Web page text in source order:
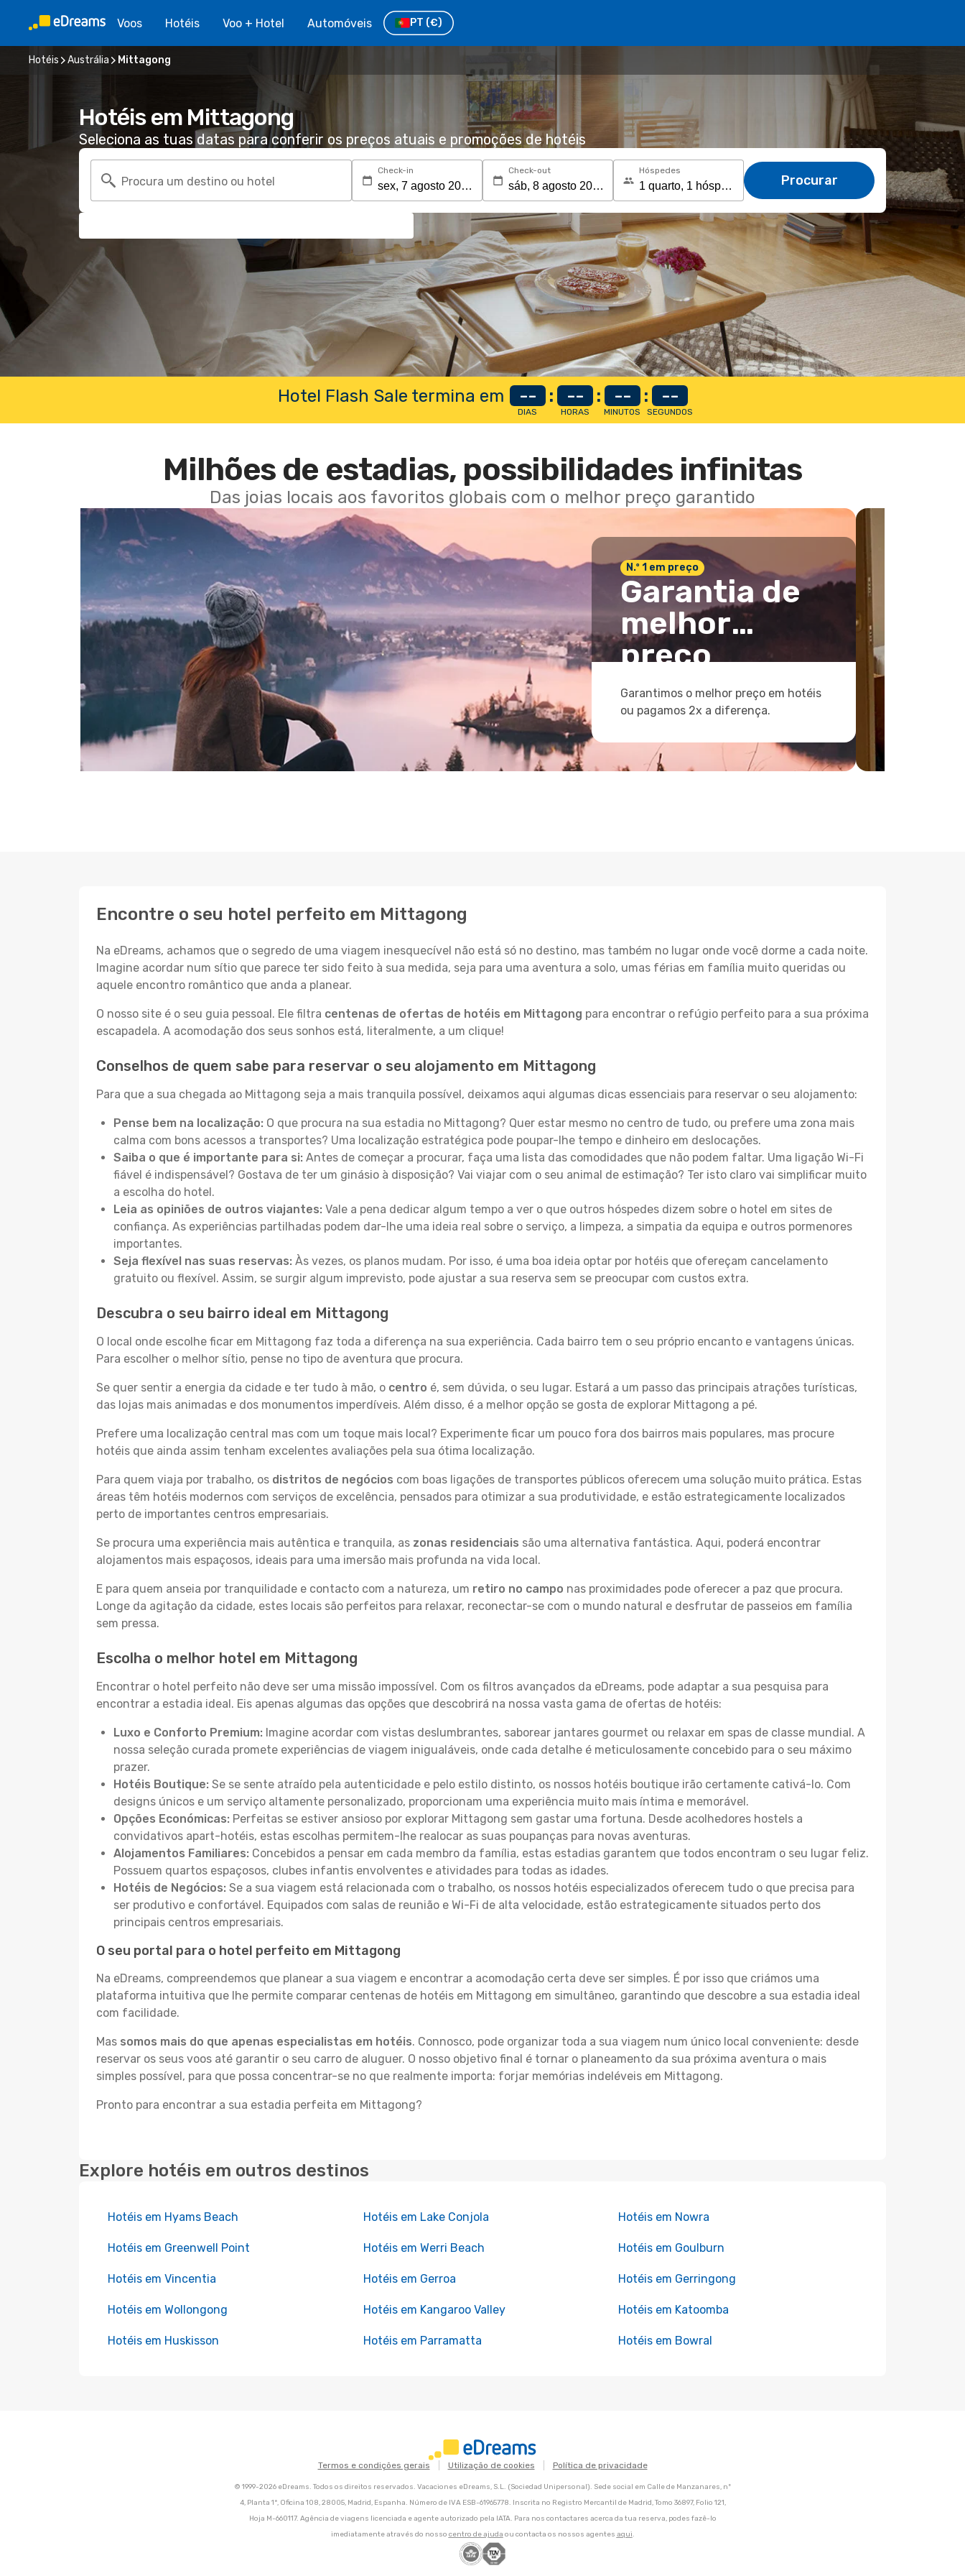
Voos Hotéis Voo + Hotel Automóveis PT (€)
Hotéis Austrália Mittagong
Hotéis em Mittagong
Seleciona as tuas datas para conferir os preços atuais e promoções de hotéis
Procura um destino ou hotel
Check-in Check-out Hóspedes
Procurar
Hotel Flash Sale termina em --
DIAS
: --
HORAS
: --
MINUTOS
: --
SEGUNDOS
Milhões de estadias, possibilidades infinitas
Das joias locais aos favoritos globais com o melhor preço garantido
N.º 1 em preço
Garantia de
melhor
preço
Garantimos o melhor preço em hotéis
ou pagamos 2x a diferença.
Encontre o seu hotel perfeito em Mittagong
Na eDreams, achamos que o segredo de uma viagem inesquecível não está só no destino, mas também no lugar onde você dorme a cada noite.
Imagine acordar num sítio que parece ter sido feito à sua medida, seja para uma aventura a solo, umas férias em família muito queridas ou
aquele encontro romântico que anda a planear.
O nosso site é o seu guia pessoal. Ele filtra centenas de ofertas de hotéis em Mittagong para encontrar o refúgio perfeito para a sua próxima
escapadela. A acomodação dos seus sonhos está, literalmente, a um clique!
Conselhos de quem sabe para reservar o seu alojamento em Mittagong
Para que a sua chegada ao Mittagong seja a mais tranquila possível, deixamos aqui algumas dicas essenciais para reservar o seu alojamento:
Pense bem na localização: O que procura na sua estadia no Mittagong? Quer estar mesmo no centro de tudo, ou prefere uma zona mais
calma com bons acessos a transportes? Uma localização estratégica pode poupar-lhe tempo e dinheiro em deslocações.
Saiba o que é importante para si: Antes de começar a procurar, faça uma lista das comodidades que não podem faltar. Uma ligação Wi-Fi
fiável é indispensável? Gostava de ter um ginásio à disposição? Vai viajar com o seu animal de estimação? Ter isto claro vai simplificar muito
a escolha do hotel.
Leia as opiniões de outros viajantes: Vale a pena dedicar algum tempo a ver o que outros hóspedes dizem sobre o hotel em sites de
confiança. As experiências partilhadas podem dar-lhe uma ideia real sobre o serviço, a limpeza, a simpatia da equipa e outros pormenores
importantes.
Seja flexível nas suas reservas: Às vezes, os planos mudam. Por isso, é uma boa ideia optar por hotéis que ofereçam cancelamento
gratuito ou flexível. Assim, se surgir algum imprevisto, pode ajustar a sua reserva sem se preocupar com custos extra.
Descubra o seu bairro ideal em Mittagong
O local onde escolhe ficar em Mittagong faz toda a diferença na sua experiência. Cada bairro tem o seu próprio encanto e vantagens únicas.
Para escolher o melhor sítio, pense no tipo de aventura que procura.
Se quer sentir a energia da cidade e ter tudo à mão, o centro é, sem dúvida, o seu lugar. Estará a um passo das principais atrações turísticas,
das lojas mais animadas e dos monumentos imperdíveis. Além disso, é a melhor opção se gosta de explorar Mittagong a pé.
Prefere uma localização central mas com um toque mais local? Experimente ficar um pouco fora dos bairros mais populares, mas procure
hotéis que ainda assim tenham excelentes avaliações pela sua ótima localização.
Para quem viaja por trabalho, os distritos de negócios com boas ligações de transportes públicos oferecem uma solução muito prática. Estas
áreas têm hotéis modernos com serviços de excelência, pensados para otimizar a sua produtividade, e estão estrategicamente localizados
perto de importantes centros empresariais.
Se procura uma experiência mais autêntica e tranquila, as zonas residenciais são uma alternativa fantástica. Aqui, poderá encontrar
alojamentos mais espaçosos, ideais para uma imersão mais profunda na vida local.
E para quem anseia por tranquilidade e contacto com a natureza, um retiro no campo nas proximidades pode oferecer a paz que procura.
Longe da agitação da cidade, estes locais são perfeitos para relaxar, reconectar-se com o mundo natural e desfrutar de passeios em família
sem pressa.
Escolha o melhor hotel em Mittagong
Encontrar o hotel perfeito não deve ser uma missão impossível. Com os filtros avançados da eDreams, pode adaptar a sua pesquisa para
encontrar a estadia ideal. Eis apenas algumas das opções que descobrirá na nossa vasta gama de ofertas de hotéis:
Luxo e Conforto Premium: Imagine acordar com vistas deslumbrantes, saborear jantares gourmet ou relaxar em spas de classe mundial. A
nossa seleção curada promete experiências de viagem inigualáveis, onde cada detalhe é meticulosamente concebido para o seu máximo
prazer.
Hotéis Boutique: Se se sente atraído pela autenticidade e pelo estilo distinto, os nossos hotéis boutique irão certamente cativá-lo. Com
designs únicos e um serviço altamente personalizado, proporcionam uma experiência muito mais íntima e memorável.
Opções Económicas: Perfeitas se estiver ansioso por explorar Mittagong sem gastar uma fortuna. Desde acolhedores hostels a
convidativos apart-hotéis, estas escolhas permitem-lhe realocar as suas poupanças para novas aventuras.
Alojamentos Familiares: Concebidos a pensar em cada membro da família, estas estadias garantem que todos encontram o seu lugar feliz.
Possuem quartos espaçosos, clubes infantis envolventes e atividades para todas as idades.
Hotéis de Negócios: Se a sua viagem está relacionada com o trabalho, os nossos hotéis especializados oferecem tudo o que precisa para
ser produtivo e confortável. Equipados com salas de reunião e Wi-Fi de alta velocidade, estão estrategicamente situados perto dos
principais centros empresariais.
O seu portal para o hotel perfeito em Mittagong
Na eDreams, compreendemos que planear a sua viagem e encontrar a acomodação certa deve ser simples. É por isso que criámos uma
plataforma intuitiva que lhe permite comparar centenas de hotéis em Mittagong em simultâneo, garantindo que descobre a sua estadia ideal
com facilidade.
Mas somos mais do que apenas especialistas em hotéis. Connosco, pode organizar toda a sua viagem num único local conveniente: desde
reservar os seus voos até garantir o seu carro de aluguer. O nosso objetivo final é tornar o planeamento da sua próxima aventura o mais
simples possível, para que possa concentrar-se no que realmente importa: forjar memórias indeléveis em Mittagong.
Pronto para encontrar a sua estadia perfeita em Mittagong?
Explore hotéis em outros destinos
Hotéis em Hyams Beach Hotéis em Lake Conjola Hotéis em Nowra
Hotéis em Greenwell Point Hotéis em Werri Beach Hotéis em Goulburn
Hotéis em Vincentia Hotéis em Gerroa Hotéis em Gerringong
Hotéis em Wollongong Hotéis em Kangaroo Valley Hotéis em Katoomba
Hotéis em Huskisson Hotéis em Parramatta Hotéis em Bowral
Termos e condições gerais Utilização de cookies Política de privacidade
© 1999-2026 eDreams. Todos os direitos reservados. Vacaciones eDreams, S.L. (Sociedad Unipersonal). Sede social em Calle de Manzanares, nº
4, Planta 1ª, Oficina 108, 28005, Madrid, Espanha. Número de IVA ESB-61965778. Inscrita no Registro Mercantil de Madrid, Tomo 36897, Folio 121,
Hoja M-660117. Agência de viagens licenciada e agente autorizado pela IATA. Para nos contactares acerca da tua reserva, podes fazê-lo
imediatamente através do nosso centro de ajuda ou contacta os nossos agentes aqui.